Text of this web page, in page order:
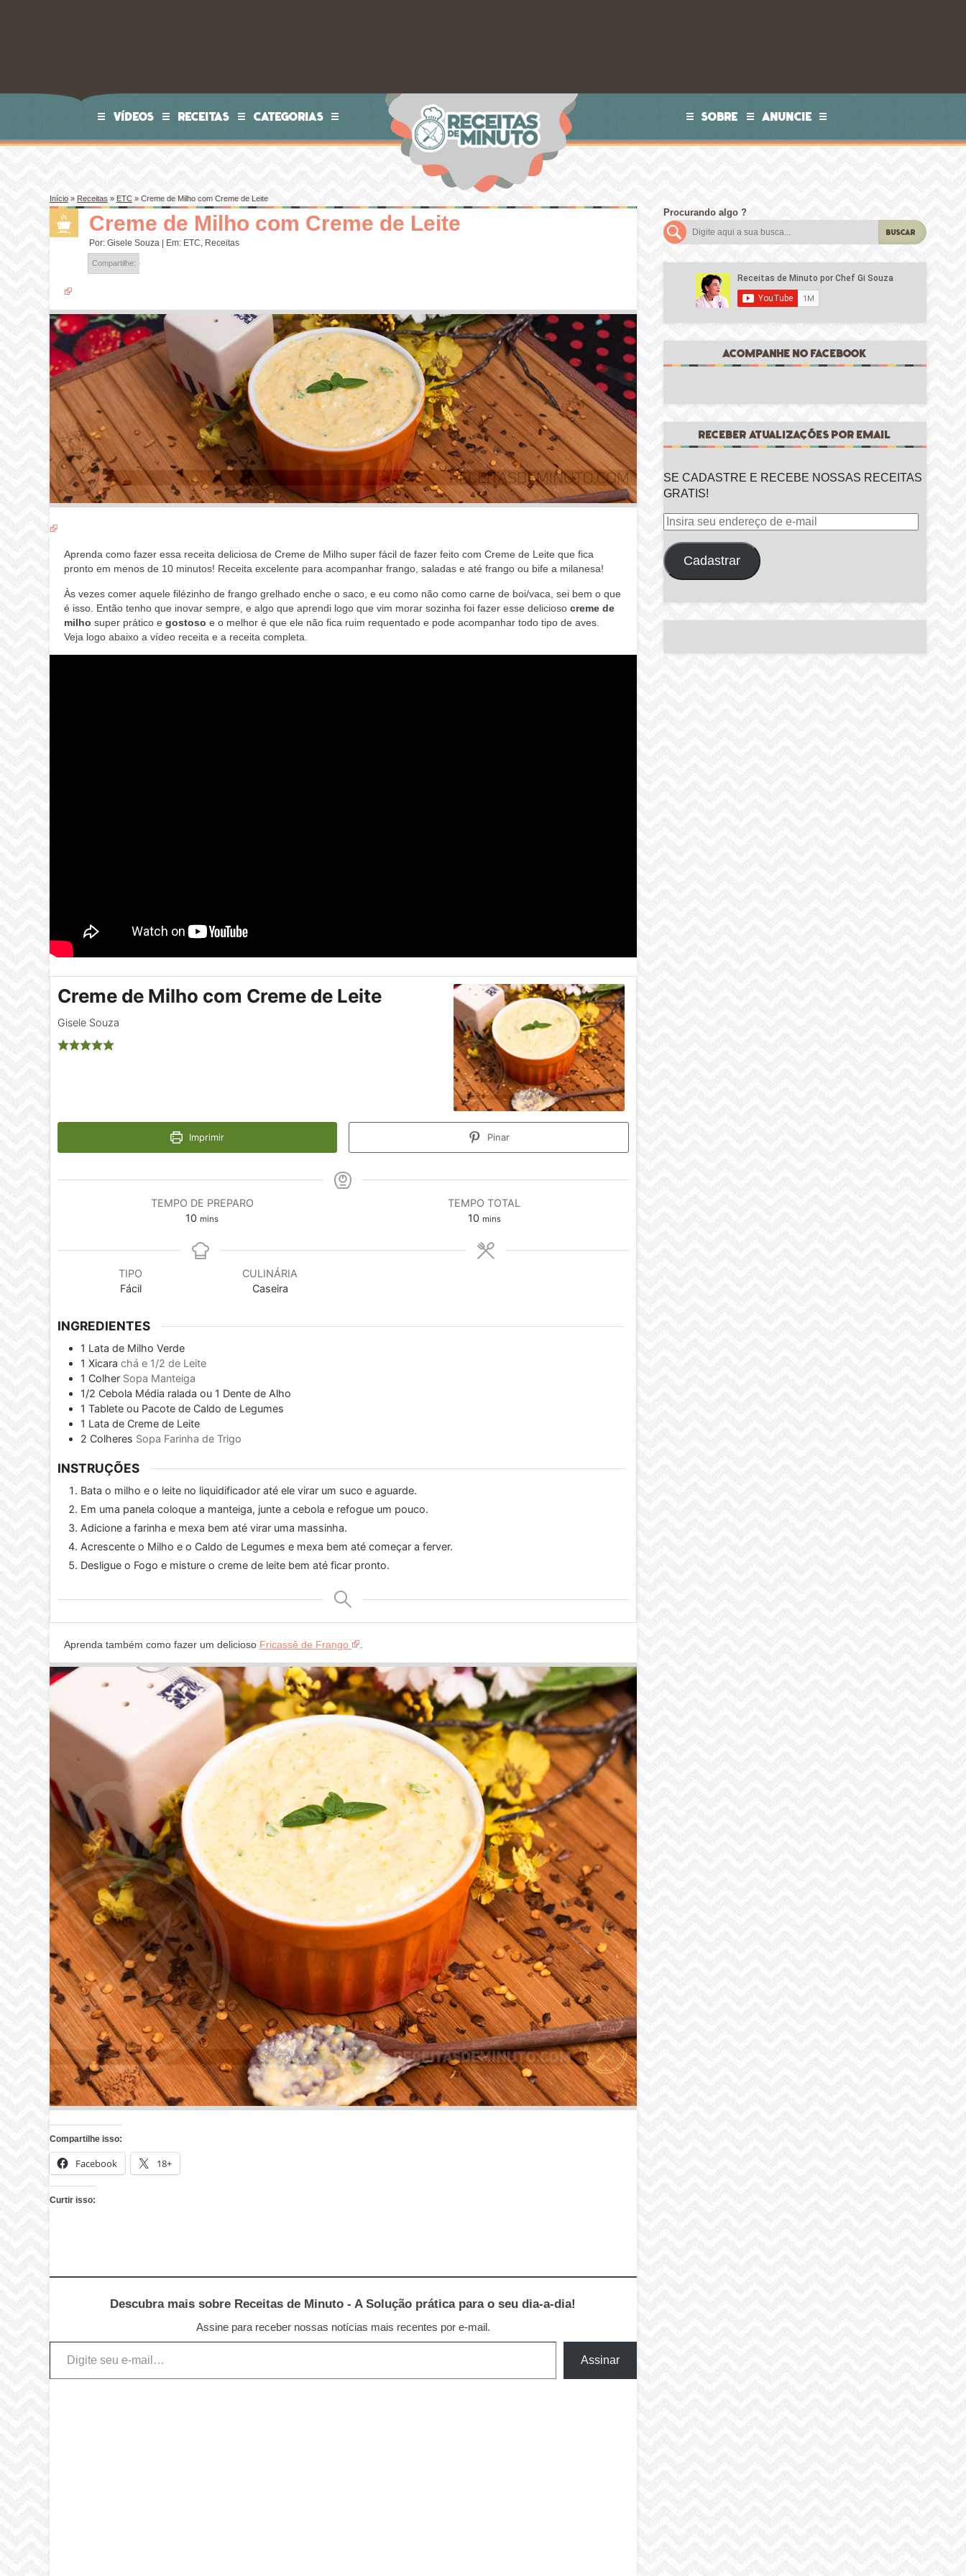
VÍDEOS RECEITAS CATEGORIAS SOBRE ANUNCIE
Início» Receitas» ETC»Creme de Milho com Creme de Leite
Creme de Milho com Creme de Leite
Por: Gisele Souza| Em: ETC, Receitas
Compartilhe:
Aprenda como fazer essa receita deliciosa de Creme de Milho super fácil de fazer feito com Creme de Leite que fica
pronto em menos de 10 minutos! Receita excelente para acompanhar frango, saladas e até frango ou bife a milanesa!
Às vezes comer aquele filézinho de frango grelhado enche o saco, e eu como não como carne de boi/vaca, sei bem o que
é isso. Então tenho que inovar sempre, e algo que aprendi logo que vim morar sozinha foi fazer esse delicioso creme de
milho super prático e gostoso e o melhor é que ele não fica ruim requentado e pode acompanhar todo tipo de aves.
Veja logo abaixo a vídeo receita e a receita completa.
Creme de Milho com Creme de Leite
Gisele Souza
Imprimir Pinar
TEMPO DE PREPARO
10 minutes
mins
TEMPO TOTAL
10minutes
mins
TIPO
Fácil
CULINÁRIA
Caseira
INGREDIENTES
1 Lata de Milho Verde
1 Xicara chá e 1/2 de Leite
1 Colher Sopa Manteiga
1/2 Cebola Média ralada ou 1 Dente de Alho
1 Tablete ou Pacote de Caldo de Legumes
1 Lata de Creme de Leite
2 Colheres Sopa Farinha de Trigo
INSTRUÇÕES
Bata o milho e o leite no liquidificador até ele virar um suco e aguarde.
Em uma panela coloque a manteiga, junte a cebola e refogue um pouco.
Adicione a farinha e mexa bem até virar uma massinha.
Acrescente o Milho e o Caldo de Legumes e mexa bem até começar a ferver.
Desligue o Fogo e misture o creme de leite bem até ficar pronto.
Aprenda também como fazer um delicioso Fricassê de Frango
Compartilhe isso:
Facebook 18+
Curtir isso:
Descubra mais sobre Receitas de Minuto - A Solução prática para o seu dia-a-dia!
Assine para receber nossas notícias mais recentes por e-mail.
Digite seu e-mail…
Assinar
Procurando algo ?
BUSCAR
ACOMPANHE NO FACEBOOK
RECEBER ATUALIZAÇÕES POR EMAIL
SE CADASTRE E RECEBE NOSSAS RECEITAS
GRATIS!
Insira
endereço
de
Cadastrar